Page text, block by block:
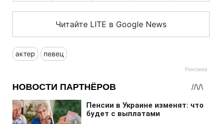
Читайте LITE в Google News
актер певец